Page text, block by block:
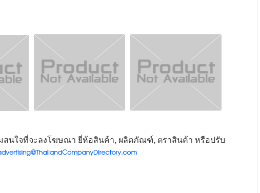
สนใจที่จะลงโฆษณา ยี่ห้อสินค้า, ผลิตภัณฑ์, ตราสินค้า หรือปรับ